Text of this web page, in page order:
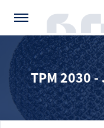
TPM 2030 -